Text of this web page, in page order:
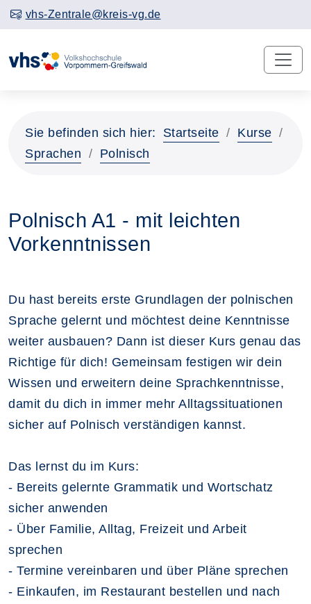
vhs-Zentrale@kreis-vg.de
Sie befinden sich hier: Startseite
Kurse
Sprachen
Polnisch
Polnisch A1 - mit leichten
Vorkenntnissen
Du hast bereits erste Grundlagen der polnischen
Sprache gelernt und möchtest deine Kenntnisse
weiter ausbauen? Dann ist dieser Kurs genau das
Richtige für dich! Gemeinsam festigen wir dein
Wissen und erweitern deine Sprachkenntnisse,
damit du dich in immer mehr Alltagssituationen
sicher auf Polnisch verständigen kannst.
Das lernst du im Kurs:
- Bereits gelernte Grammatik und Wortschatz
sicher anwenden
- Über Familie, Alltag, Freizeit und Arbeit
sprechen
- Termine vereinbaren und über Pläne sprechen
- Einkaufen, im Restaurant bestellen und nach